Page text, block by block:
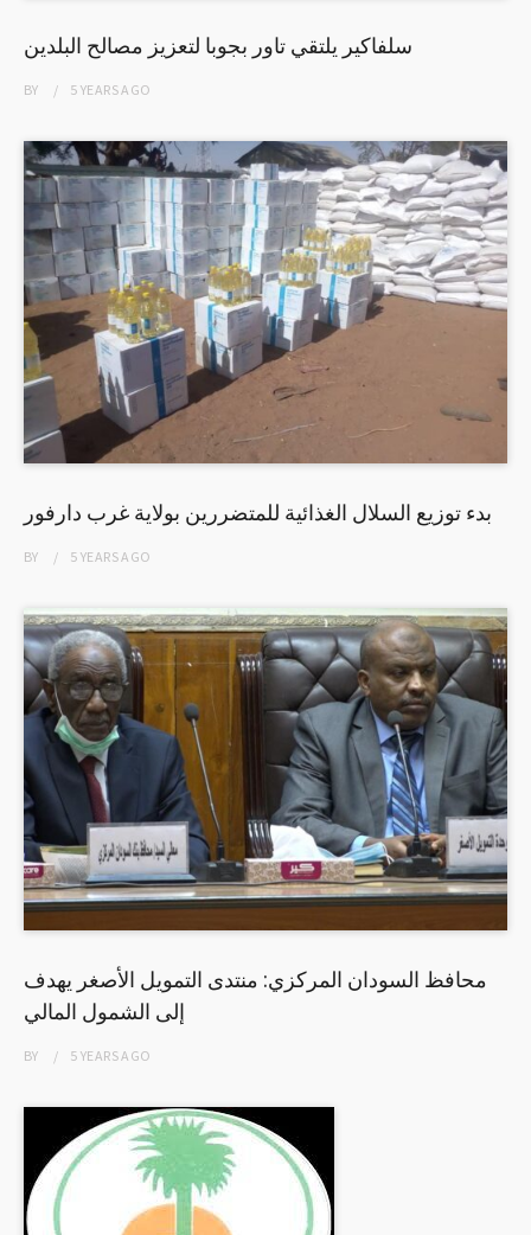
سلفاكير يلتقي تاور بجوبا لتعزيز مصالح البلدين
BY 5 YEARSAGO
بدء توزيع السلال الغذائية للمتضررين بولاية غرب دارفور
BY 5 YEARSAGO
محافظ السودان المركزي: منتدى التمويل الأصغر يهدف
إلى الشمول المالي
BY 5 YEARSAGO